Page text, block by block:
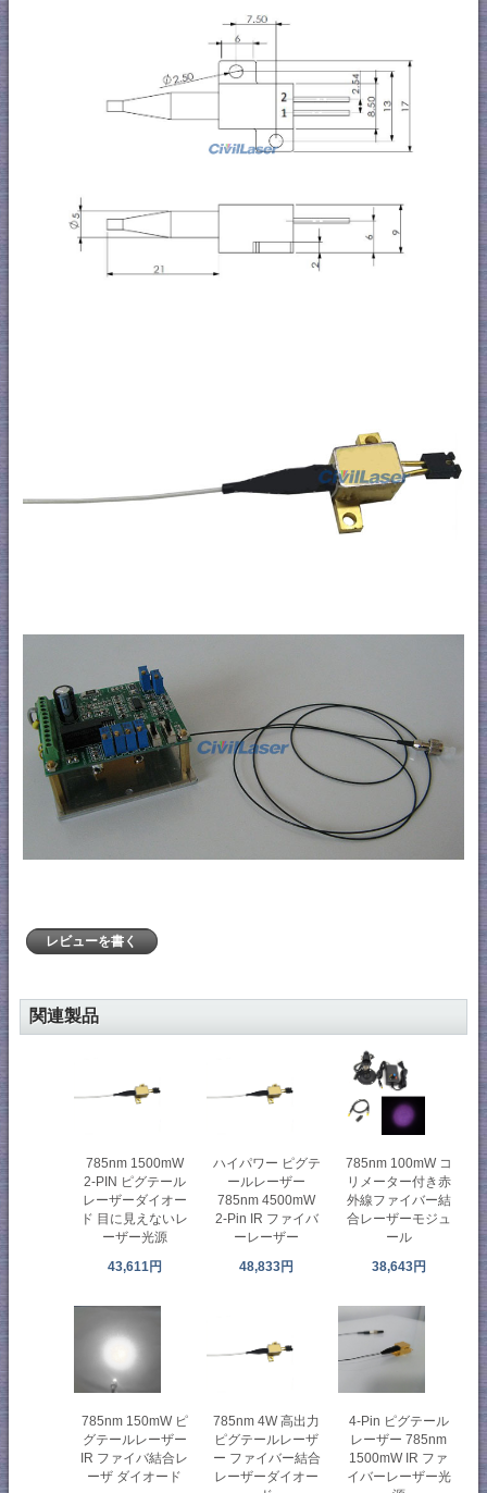
レビューを書く
関連製品
785nm 1500mW
2-PIN ピグテール
レーザーダイオー
ド 目に見えないレ
ーザー光源
43,611円
ハイパワー ピグテ
ールレーザー
785nm 4500mW
2-Pin IR ファイバ
ーレーザー
48,833円
785nm 100mW コ
リメーター付き赤
外線ファイバー結
合レーザーモジュ
ール
38,643円
785nm 150mW ピ
グテールレーザー
IR ファイバ結合レ
ーザ ダイオード
785nm 4W 高出力
ピグテールレーザ
ー ファイバー結合
レーザーダイオー
4-Pin ピグテール
レーザー 785nm
1500mW IR ファ
イバーレーザー光